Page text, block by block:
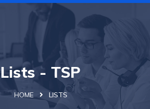
Lists - TSP
HOME LISTS